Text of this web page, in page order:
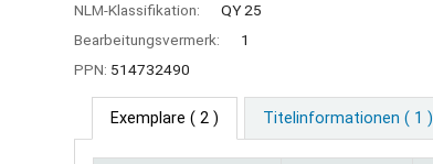
NLM-Klassifikation:
QY 25
Bearbeitungsvermerk:
1
PPN: 514732490
Exemplare ( 2 ) Titelinformationen ( 1 )